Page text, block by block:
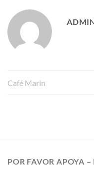
Café Marin
POR FAVOR APOYA –